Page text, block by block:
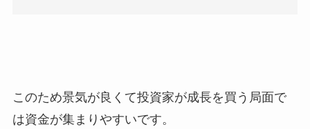
このため景気が良くて投資家が成長を買う局面で
は資金が集まりやすいです。